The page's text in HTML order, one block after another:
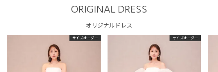
ORIGINAL DRESS
オリジナルドレス
サイズオーダー サイズオーダー